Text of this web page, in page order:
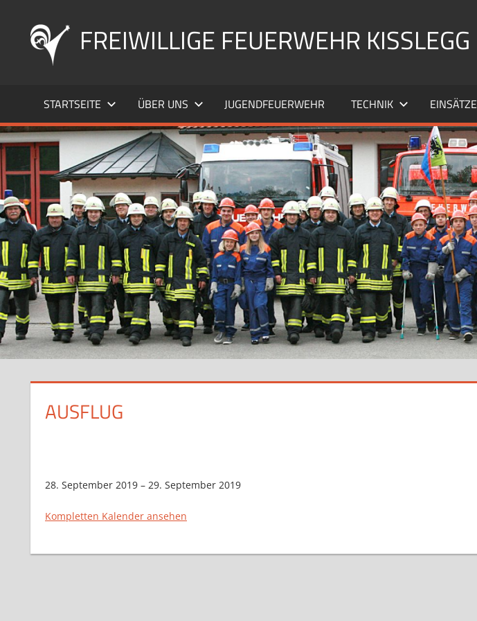
springen
FREIWILLIGE FEUERWEHR KISSLEGG
STARTSEITE ÜBER UNS JUGENDFEUERWEHR TECHNIK EINSÄTZE
AUSFLUG
28. September 2019 – 29. September 2019
Kompletten Kalender ansehen